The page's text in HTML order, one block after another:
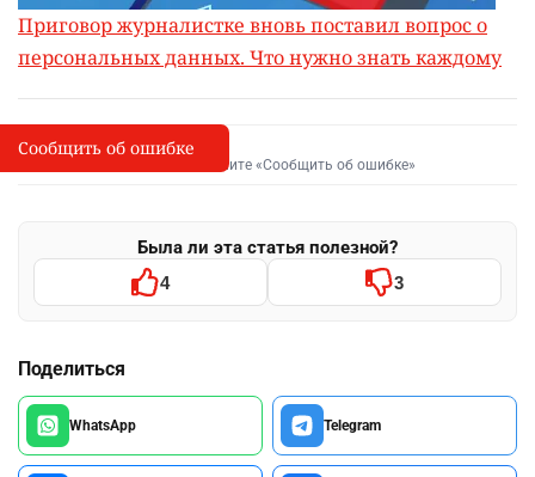
Приговор журналистке вновь поставил вопрос о
персональных данных. Что нужно знать каждому
I
Сообщить об опечатке
Выделите фрагмент и нажмите «Сообщить об ошибке»
Была ли эта статья полезной?
4 3
Поделиться
WhatsApp Telegram
Сообщить об ошибке